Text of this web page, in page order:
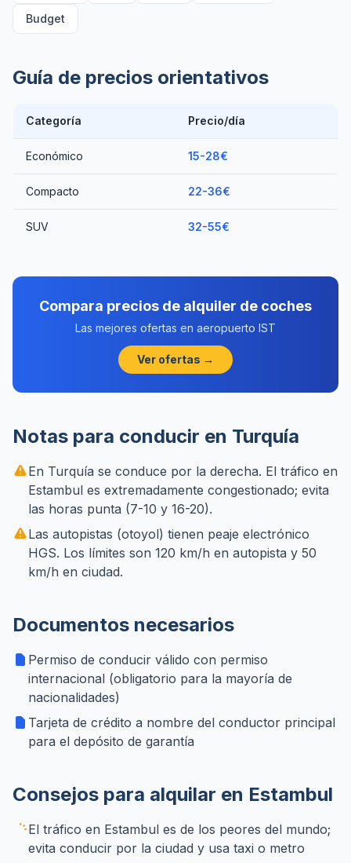
Budget
Guía de precios orientativos
Categoría Precio/día
Económico 15-28€
Compacto 22-36€
SUV 32-55€
Compara precios de alquiler de coches
Las mejores ofertas en aeropuerto IST
Ver ofertas →
Notas para conducir en Turquía
En Turquía se conduce por la derecha. El tráfico en
Estambul es extremadamente congestionado; evita
las horas punta (7-10 y 16-20).
Las autopistas (otoyol) tienen peaje electrónico
HGS. Los límites son 120 km/h en autopista y 50
km/h en ciudad.
Documentos necesarios
Permiso de conducir válido con permiso
internacional (obligatorio para la mayoría de
nacionalidades)
Tarjeta de crédito a nombre del conductor principal
para el depósito de garantía
Consejos para alquilar en Estambul
El tráfico en Estambul es de los peores del mundo;
evita conducir por la ciudad y usa taxi o metro